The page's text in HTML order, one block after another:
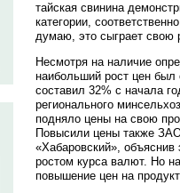
тайская свинина
категории,
думаю, это сыграет свою
Несмотря на наличие
наибольший рост цен был
составил 32% с начала
регионального
подняло цены на свою
Повысили цены также
«Хабаровский», объяснив
ростом курса валют. Но
повышение цен на